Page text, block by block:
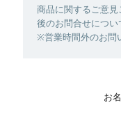
商品に関するご意
後のお問合せについ
※営業時間外のお問
お